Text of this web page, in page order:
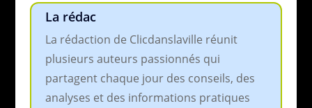
La rédac
La rédaction de Clicdanslaville réunit
plusieurs auteurs passionnés qui
partagent chaque jour des conseils, des
analyses et des informations pratiques